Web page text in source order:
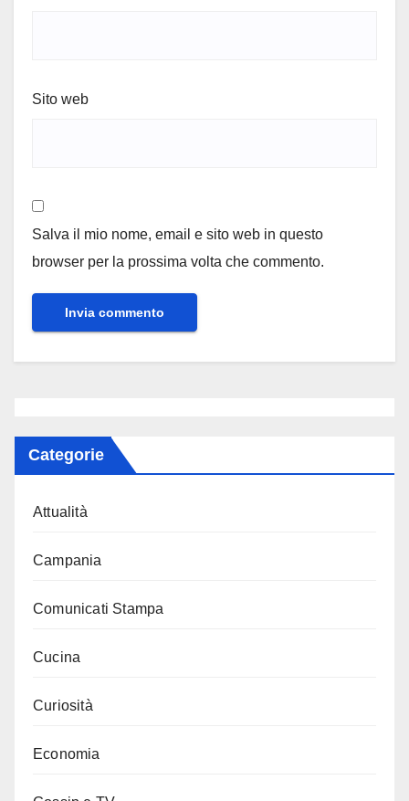
Sito web
Salva il mio nome, email e sito web in questo
browser per la prossima volta che commento.
Categorie
Attualità
Campania
Comunicati Stampa
Cucina
Curiosità
Economia